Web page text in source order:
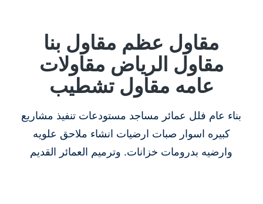
مقاول عظم مقاول بنا
مقاول الرياض مقاولات
عامه مقاول تشطيب
بناء عام فلل عمائر مساجد مستودعات تنفيذ مشاريع
كبيره اسوار صبات ارضيات انشاء ملاحق علويه
وارضيه بدرومات خزانات. وترميم العمائر القديم